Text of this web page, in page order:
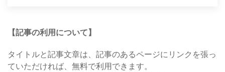
【記事の利用について】
タイトルと記事文章は、記事のあるページにリンクを張っ
ていただければ、無料で利用できます。